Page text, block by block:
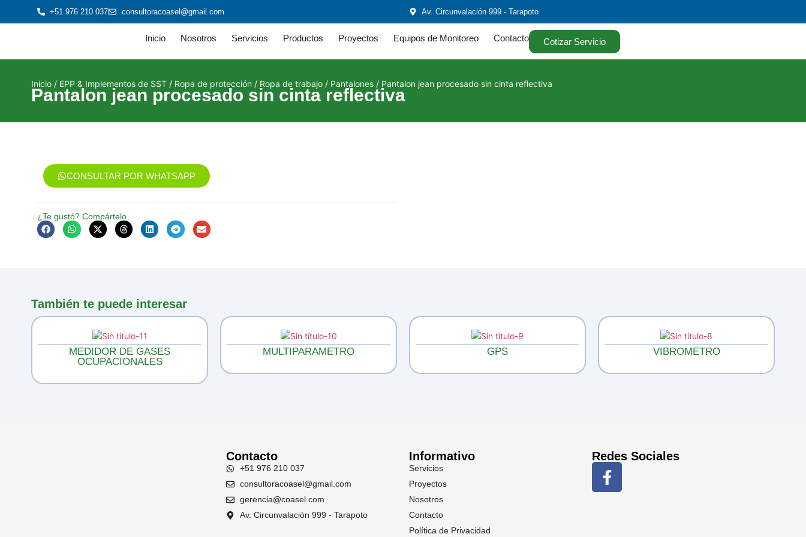
+51 976 210 037 consultoracoasel@gmail.com Av. Circunvalación 999 - Tarapoto
Inicio Nosotros Servicios Productos Proyectos Equipos de Monitoreo Contacto Cotizar Servicio
Inicio / EPP & Implementos de SST / Ropa de protección / Ropa de trabajo / Pantalones / Pantalon jean procesado sin cinta reflectiva
Pantalon jean procesado sin cinta reflectiva
CONSULTAR POR WHATSAPP
¿Te gustó? Compártelo
También te puede interesar
MEDIDOR DE GASES
OCUPACIONALES
MULTIPARAMETRO GPS VIBROMETRO
Contacto
+51 976 210 037
consultoracoasel@gmail.com
gerencia@coasel.com
Av. Circunvalación 999 - Tarapoto
Informativo
Servicios
Proyectos
Nosotros
Contacto
Política de Privacidad
Redes Sociales